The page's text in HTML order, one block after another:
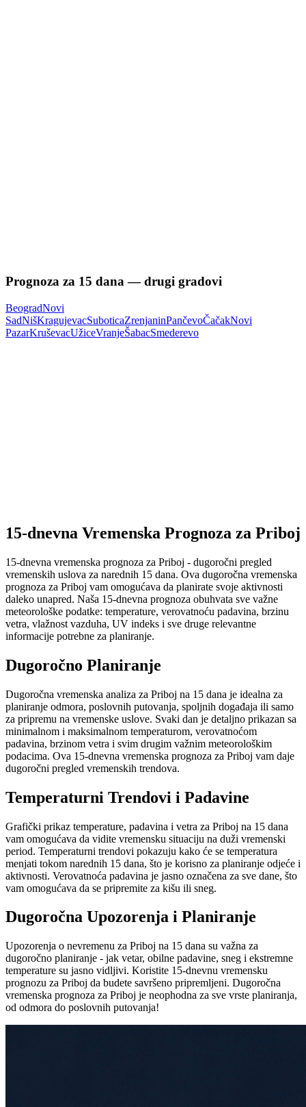
Prognoza za 15 dana — drugi gradovi
BeogradNovi
SadNišKragujevacSuboticaZrenjaninPančevoČačakNovi
PazarKruševacUžiceVranjeŠabacSmederevo
15-dnevna Vremenska Prognoza za Priboj
15-dnevna vremenska prognoza za Priboj - dugoročni pregled
vremenskih uslova za narednih 15 dana. Ova dugoročna vremenska
prognoza za Priboj vam omogućava da planirate svoje aktivnosti
daleko unapred. Naša 15-dnevna prognoza obuhvata sve važne
meteorološke podatke: temperature, verovatnoću padavina, brzinu
vetra, vlažnost vazduha, UV indeks i sve druge relevantne
informacije potrebne za planiranje.
Dugoročno Planiranje
Dugoročna vremenska analiza za Priboj na 15 dana je idealna za
planiranje odmora, poslovnih putovanja, spoljnih događaja ili samo
za pripremu na vremenske uslove. Svaki dan je detaljno prikazan sa
minimalnom i maksimalnom temperaturom, verovatnoćom
padavina, brzinom vetra i svim drugim važnim meteorološkim
podacima. Ova 15-dnevna vremenska prognoza za Priboj vam daje
dugoročni pregled vremenskih trendova.
Temperaturni Trendovi i Padavine
Grafički prikaz temperature, padavina i vetra za Priboj na 15 dana
vam omogućava da vidite vremensku situaciju na duži vremenski
period. Temperaturni trendovi pokazuju kako će se temperatura
menjati tokom narednih 15 dana, što je korisno za planiranje odjeće i
aktivnosti. Verovatnoća padavina je jasno označena za sve dane, što
vam omogućava da se pripremite za kišu ili sneg.
Dugoročna Upozorenja i Planiranje
Upozorenja o nevremenu za Priboj na 15 dana su važna za
dugoročno planiranje - jak vetar, obilne padavine, sneg i ekstremne
temperature su jasno vidljivi. Koristite 15-dnevnu vremensku
prognozu za Priboj da budete savršeno pripremljeni. Dugoročna
vremenska prognoza za Priboj je neophodna za sve vrste planiranja,
od odmora do poslovnih putovanja!